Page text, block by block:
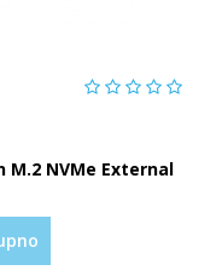
M.2 NVMe External